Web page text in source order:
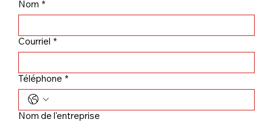
Nom *
Courriel *
Téléphone *
Nom de l'entreprise